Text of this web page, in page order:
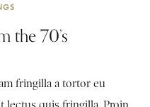
the 70’s
fringilla a tortor eu